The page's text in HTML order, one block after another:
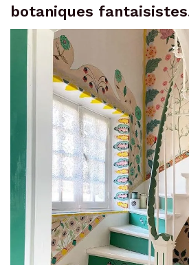
botaniques